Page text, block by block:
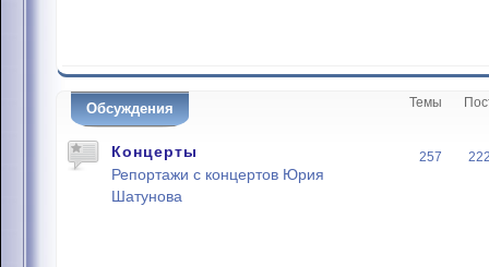
Обсуждения Темы
Концерты
Репортажи с концертов Юрия
Шатунова
257